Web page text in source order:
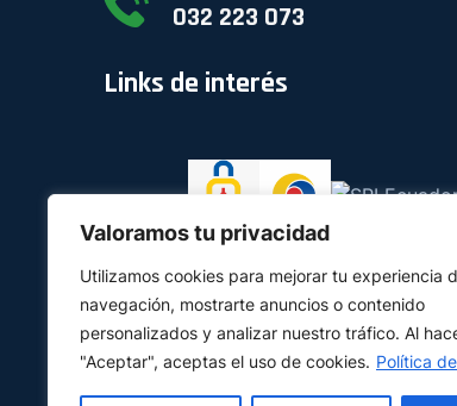
Valoramos tu privacidad
Utilizamos cookies para mejorar tu experiencia
navegación, mostrarte anuncios o contenido
personalizados y analizar nuestro tráfico. Al
"Aceptar", aceptas el uso de cookies. Política
032 223 073
Links de interés